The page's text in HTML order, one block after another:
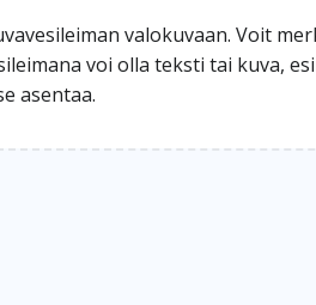
valokuvaan. Voit
voi olla teksti tai kuva,
asentaa.